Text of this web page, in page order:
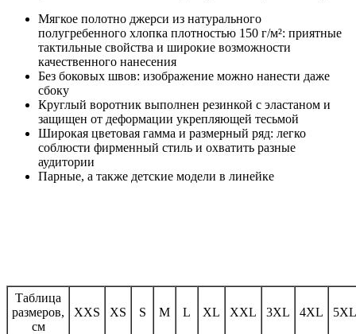
Мягкое полотно джерси из натурального
полугребенного хлопка плотностью 150 г/м²: приятные
тактильные свойства и широкие возможности
качественного нанесения
Без боковых швов: изображение можно нанести даже
сбоку
Круглый воротник выполнен резинкой с эластаном и
защищен от деформации укрепляющей тесьмой
Широкая цветовая гамма и размерный ряд: легко
соблюсти фирменный стиль и охватить разные
аудитории
Парные, а также детские модели в линейке
Таблица
размеров,
см
XXS XS S M L XL XXL 3XL 4XL 5XL